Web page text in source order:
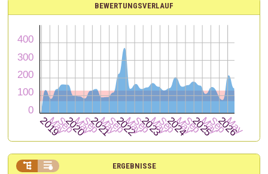
BEWERTUNGSVERLAUF
ERGEBNISSE
 